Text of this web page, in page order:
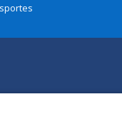
Todos os direitos